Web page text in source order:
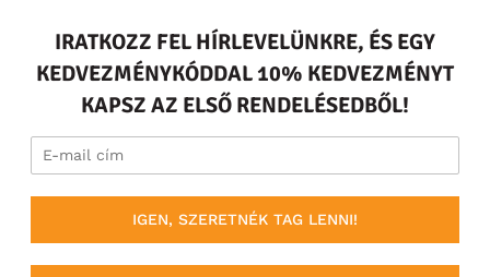
IRATKOZZ FEL HÍRLEVELÜNKRE, ÉS EGY
KEDVEZMÉNYKÓDDAL 10% KEDVEZMÉNYT
KAPSZ AZ ELSŐ RENDELÉSEDBŐL!
IGEN, SZERETNÉK TAG LENNI!